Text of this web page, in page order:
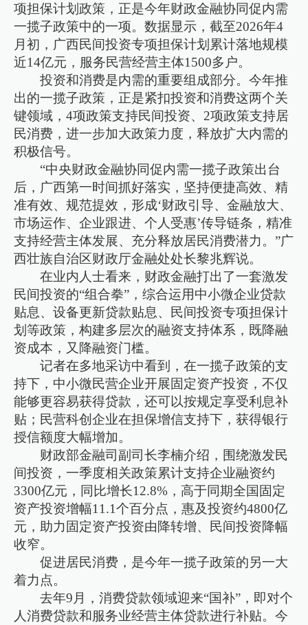
项担保计划政策，正是今年财政金融协同促内需
一揽子政策中的一项。数据显示，截至2026年4
月初，广西民间投资专项担保计划累计落地规模
近14亿元，服务民营经营主体1500多户。
投资和消费是内需的重要组成部分。今年推
出的一揽子政策，正是紧扣投资和消费这两个关
键领域，4项政策支持民间投资、2项政策支持居
民消费，进一步加大政策力度，释放扩大内需的
积极信号。
“中央财政金融协同促内需一揽子政策出台
后，广西第一时间抓好落实，坚持便捷高效、精
准有效、规范提效，形成‘财政引导、金融放大、
市场运作、企业跟进、个人受惠’传导链条，精准
支持经营主体发展、充分释放居民消费潜力。”广
西壮族自治区财政厅金融处处长黎兆辉说。
在业内人士看来，财政金融打出了一套激发
民间投资的“组合拳”，综合运用中小微企业贷款
贴息、设备更新贷款贴息、民间投资专项担保计
划等政策，构建多层次的融资支持体系，既降融
资成本，又降融资门槛。
记者在多地采访中看到，在一揽子政策的支
持下，中小微民营企业开展固定资产投资，不仅
能够更容易获得贷款，还可以按规定享受利息补
贴；民营科创企业在担保增信支持下，获得银行
授信额度大幅增加。
财政部金融司副司长李楠介绍，围绕激发民
间投资，一季度相关政策累计支持企业融资约
3300亿元，同比增长12.8%，高于同期全国固定
资产投资增幅11.1个百分点，惠及投资约4800亿
元，助力固定资产投资由降转增、民间投资降幅
收窄。
促进居民消费，是今年一揽子政策的另一大
着力点。
去年9月，消费贷款领域迎来“国补”，即对个
人消费贷款和服务业经营主体贷款进行补贴。今